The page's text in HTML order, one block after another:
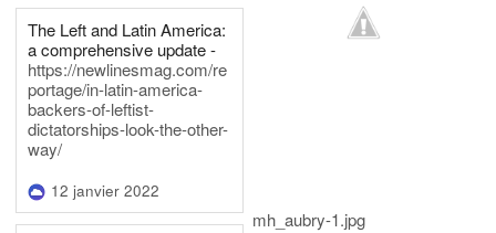
The Left and Latin America:
a comprehensive update -
https://newlinesmag.com/re
portage/in-latin-america-
backers-of-leftist-
dictatorships-look-the-other-
way/
12 janvier 2022
mh_aubry-1.jpg